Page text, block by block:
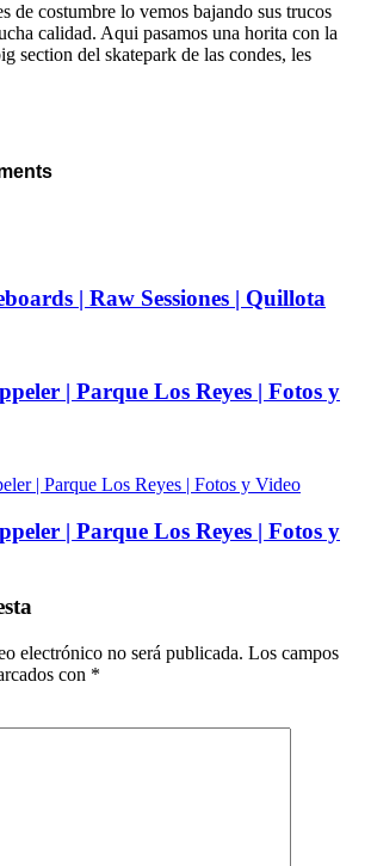
de costumbre lo vemos bajando sus trucos
calidad. Aqui pasamos una horita con la
section del skatepark de las condes, les
| Raw Sessiones | Quillota
| Parque Los Reyes | Fotos y
| Parque Los Reyes | Fotos y
electrónico no será publicada. Los campos
con *